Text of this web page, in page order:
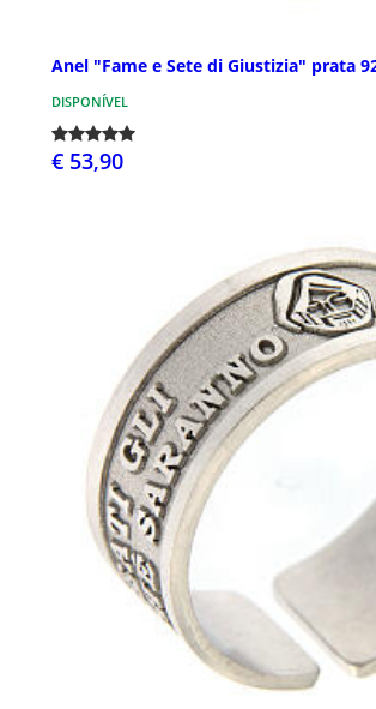
Anel "Fame e Sete di Giustizia" prata
DISPONÍVEL
€ 53,90